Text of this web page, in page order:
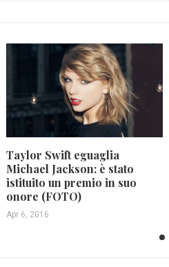
Taylor Swift eguaglia
Michael Jackson: è stato
istituito un premio in suo
onore (FOTO)
Apr 6, 2016